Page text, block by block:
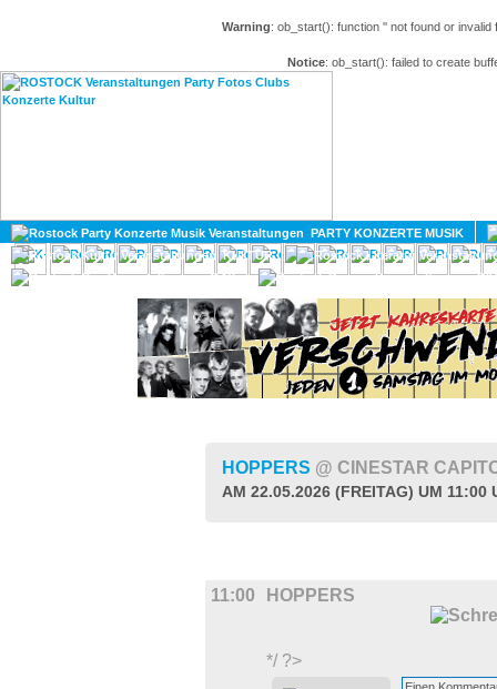
Warning: ob_start(): function '' not found or
Notice: ob_start(): failed to create
PARTY KONZERTE MUSIK
KULTUR
GAY
HOPPERS @ CINESTAR
AM 22.05.2026 (FREITAG) UM 11:00
11:00 HOPPERS
*/ ?>